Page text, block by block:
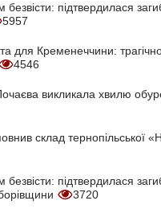
підтвердилася
5957
для Кременеччини:
4546
викликала хвилю
склад тернопільської
підтвердилася
3720